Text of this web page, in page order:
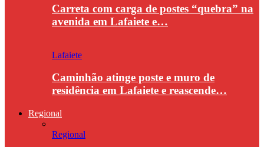
Carreta com carga de postes “quebra” na
avenida em Lafaiete e…
Lafaiete
Caminhão atinge poste e muro de
residência em Lafaiete e reascende…
Regional
Regional